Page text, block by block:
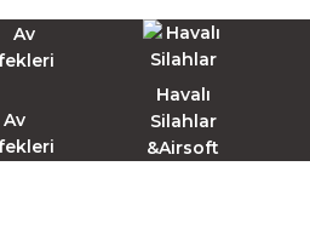
Av
Havalı
Silahlar
&Airsoft